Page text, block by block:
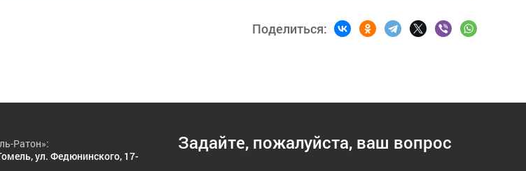
Поделиться:
Ратон»:
ул. Федюнинского, 17-
Задайте, пожалуйста, ваш вопрос